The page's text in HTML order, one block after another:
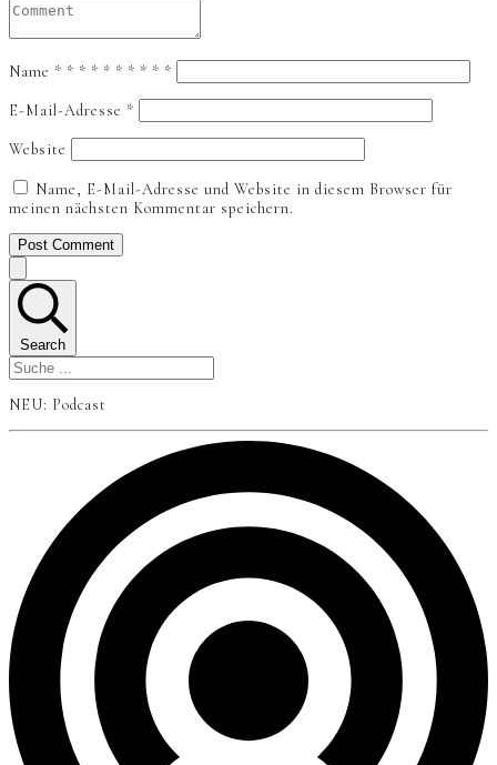
Name * * * * * * * * * *
E-Mail-Adresse *
Website
Name, E-Mail-Adresse und Website in diesem Browser für
meinen nächsten Kommentar speichern.
Post Comment
Search
NEU: Podcast